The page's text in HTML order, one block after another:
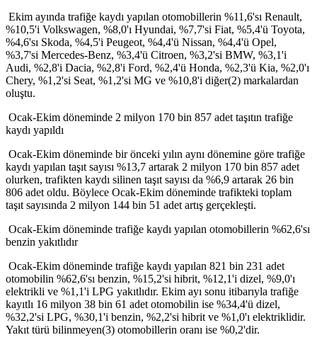
Ekim ayında trafiğe kaydı yapılan otomobillerin %11,6'sı Renault,
%10,5'i Volkswagen, %8,0'ı Hyundai, %7,7'si Fiat, %5,4'ü Toyota,
%4,6'sı Skoda, %4,5'i Peugeot, %4,4'ü Nissan, %4,4'ü Opel,
%3,7'si Mercedes-Benz, %3,4'ü Citroen, %3,2'si BMW, %3,1'i
Audi, %2,8'i Dacia, %2,8'i Ford, %2,4'ü Honda, %2,3'ü Kia, %2,0'ı
Chery, %1,2'si Seat, %1,2'si MG ve %10,8'i diğer(2) markalardan
oluştu.
Ocak-Ekim döneminde 2 milyon 170 bin 857 adet taşıtın trafiğe
kaydı yapıldı
Ocak-Ekim döneminde bir önceki yılın aynı dönemine göre trafiğe
kaydı yapılan taşıt sayısı %13,7 artarak 2 milyon 170 bin 857 adet
olurken, trafikten kaydı silinen taşıt sayısı da %6,9 artarak 26 bin
806 adet oldu. Böylece Ocak-Ekim döneminde trafikteki toplam
taşıt sayısında 2 milyon 144 bin 51 adet artış gerçekleşti.
Ocak-Ekim döneminde trafiğe kaydı yapılan otomobillerin %62,6'sı
benzin yakıtlıdır
Ocak-Ekim döneminde trafiğe kaydı yapılan 821 bin 231 adet
otomobilin %62,6'sı benzin, %15,2'si hibrit, %12,1'i dizel, %9,0'ı
elektrikli ve %1,1'i LPG yakıtlıdır. Ekim ayı sonu itibarıyla trafiğe
kayıtlı 16 milyon 38 bin 61 adet otomobilin ise %34,4'ü dizel,
%32,2'si LPG, %30,1'i benzin, %2,2'si hibrit ve %1,0'ı elektriklidir.
Yakıt türü bilinmeyen(3) otomobillerin oranı ise %0,2'dir.